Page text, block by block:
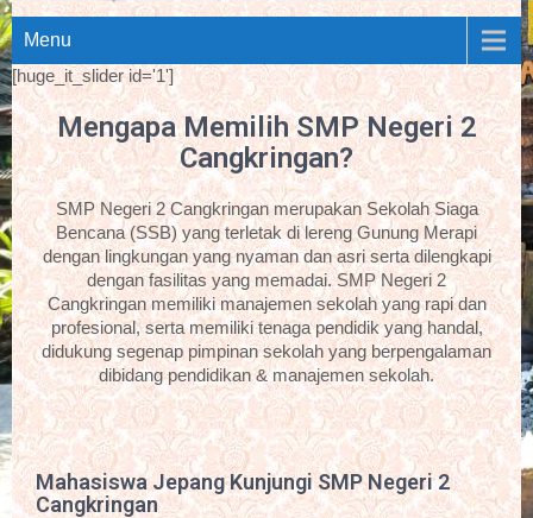
Menu
[huge_it_slider id='1']
Mengapa Memilih SMP Negeri 2
Cangkringan?
SMP Negeri 2 Cangkringan merupakan Sekolah Siaga
Bencana (SSB) yang terletak di lereng Gunung Merapi
dengan lingkungan yang nyaman dan asri serta dilengkapi
dengan fasilitas yang memadai. SMP Negeri 2
Cangkringan memiliki manajemen sekolah yang rapi dan
profesional, serta memiliki tenaga pendidik yang handal,
didukung segenap pimpinan sekolah yang berpengalaman
dibidang pendidikan & manajemen sekolah.
Mahasiswa Jepang Kunjungi SMP Negeri 2
Cangkringan